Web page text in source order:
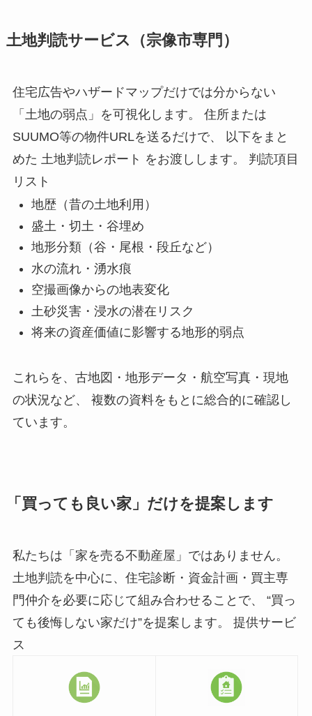
土地判読サービス（宗像市専門）
住宅広告やハザードマップだけでは分からない
「土地の弱点」を可視化します。 住所または
SUUMO等の物件URLを送るだけで、 以下をまと
めた 土地判読レポート をお渡しします。 判読項目
リスト
地歴（昔の土地利用）
盛土・切土・谷埋め
地形分類（谷・尾根・段丘など）
水の流れ・湧水痕
空撮画像からの地表変化
土砂災害・浸水の潜在リスク
将来の資産価値に影響する地形的弱点
これらを、古地図・地形データ・航空写真・現地
の状況など、 複数の資料をもとに総合的に確認し
ています。
「買っても良い家」だけを提案します
私たちは「家を売る不動産屋」ではありません。
土地判読を中心に、住宅診断・資金計画・買主専
門仲介を必要に応じて組み合わせることで、 “買っ
ても後悔しない家だけ”を提案します。 提供サービ
ス